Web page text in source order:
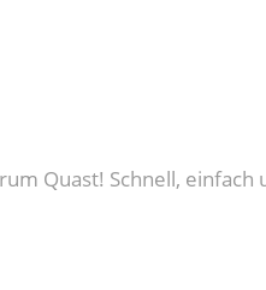
Quast! Schnell,